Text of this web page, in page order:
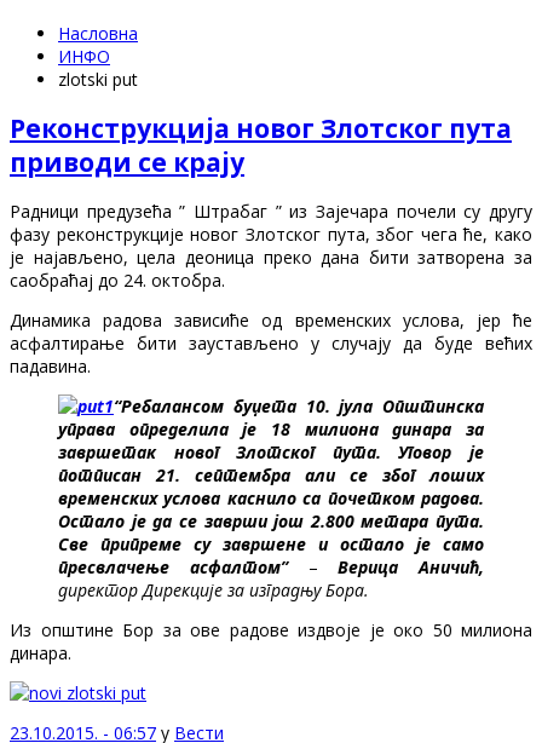
Насловна
ИНФО
zlotski put
Реконструкција новог Злотског пута
приводи се крају
Радници предузећа ” Штрабаг ” из Зајечара почели су другу
фазу реконструкције новог Злотског пута, због чега ће, како
је најављено, цела деоница преко дана бити затворена за
саобраћај до 24. октобра.
Динамика радова зависиће од временских услова, јер ће
асфалтирање бити заустављено у случају да буде већих
падавина.
“Ребалансом буџета 10. јула Општинска
управа определила је 18 милиона динара за
завршетак новог Злотског пута. Уговор је
потписан 21. септембра али се због лоших
временских услова каснило са почетком радова.
Остало је да се заврши још 2.800 метара пута.
Све припреме су завршене и остало је само
пресвлачење асфалтом”–Верица Аничић,
директор Дирекције за изградњу Бора.
Из општине Бор за ове радове издвоје је око 50 милиона
динара.
23.10.2015. - 06:57 у Вести